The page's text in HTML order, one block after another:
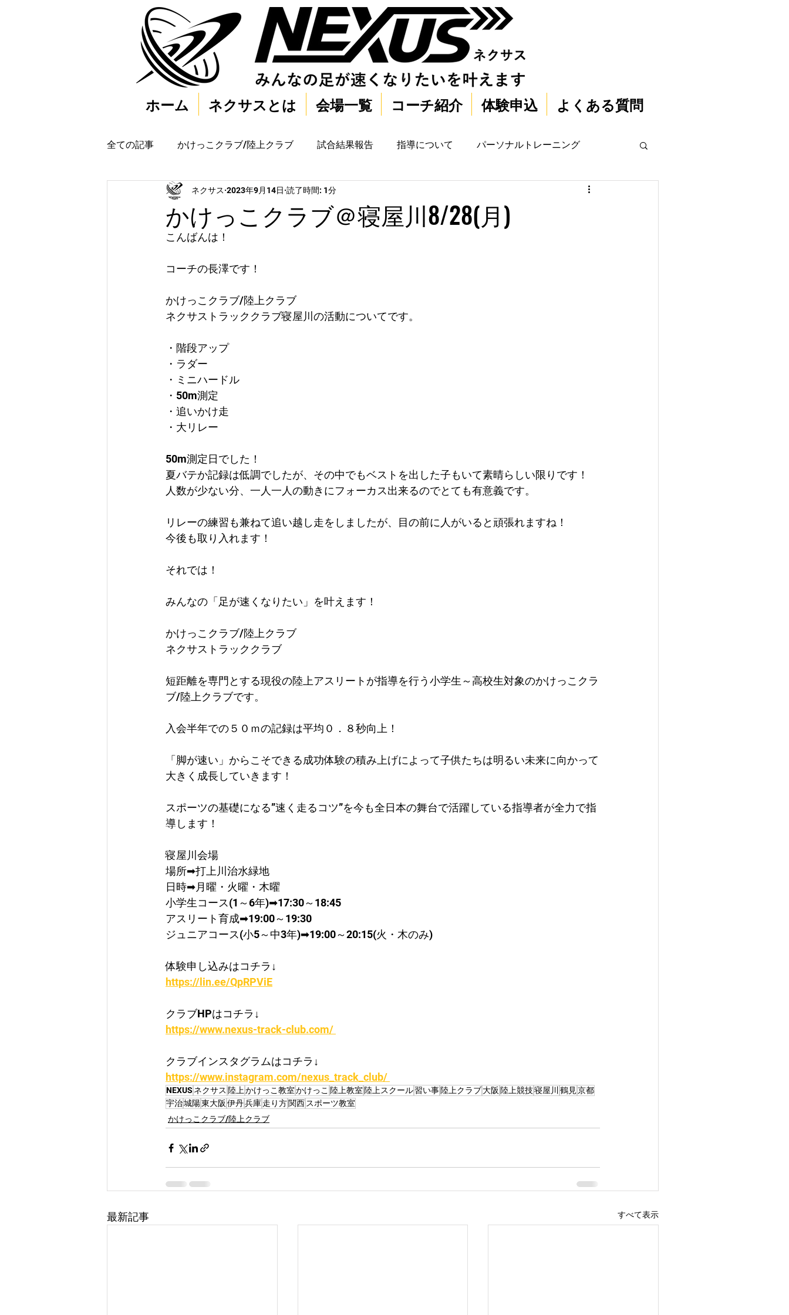
ホーム ネクサスとは 会場一覧 コーチ紹介 体験申込 よくある質問
全ての記事 かけっこクラブ/陸上クラブ 試合結果報告 指導について パーソナルトレーニング
かけっこクラブ＠寝屋川8/28(月)
ネクサス 2023年9月14日 読了時間: 1分
こんばんは！
コーチの長澤です！
かけっこクラブ/陸上クラブ
ネクサストラッククラブ寝屋川の活動についてです。
・階段アップ
・ラダー
・ミニハードル
・50m測定
・追いかけ走
・大リレー
50m測定日でした！
夏バテか記録は低調でしたが、その中でもベストを出した子もいて素晴らしい限りです！
人数が少ない分、一人一人の動きにフォーカス出来るのでとても有意義です。
リレーの練習も兼ねて追い越し走をしましたが、目の前に人がいると頑張れますね！
今後も取り入れます！
それでは！
みんなの「足が速くなりたい」を叶えます！
かけっこクラブ/陸上クラブ
ネクサストラッククラブ
短距離を専門とする現役の陸上アスリートが指導を行う小学生～高校生対象のかけっこクラ
ブ/陸上クラブです。
入会半年での５０ｍの記録は平均０．８秒向上！​
「脚が速い」からこそできる成功体験の積み上げによって子供たちは明るい未来に向かって
大きく成長していきます！
スポーツの基礎になる”速く走るコツ”を今も全日本の舞台で活躍している指導者が​全力で指
導します！
寝屋川会場
​場所➡打上川治水緑地
日時➡月曜・火曜・木曜
​小学生コース(1～6年)➡17:30～18:45
​アスリート育成➡19:00～19:30
ジュニアコース(小5～中3年)➡19:00～20:15(火・木のみ)
体験申し込みはコチラ↓
https://lin.ee/QpRPViE
クラブHPはコチラ↓
https://www.nexus-track-club.com/
クラブインスタグラムはコチラ↓
https://www.instagram.com/nexus_track_club/
NEXUS ネクサス 陸上かけっこ教室かけっこ 陸上教室 陸上スクール習い事陸上クラブ大阪 陸上競技寝屋川 鶴見京都
宇治城陽東大阪 伊丹兵庫走り方関西 スポーツ教室
かけっこクラブ/陸上クラブ
最新記事 すべて表示